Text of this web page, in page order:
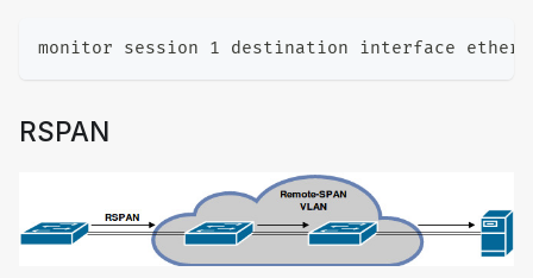
monitor session 1 destination interface
RSPAN